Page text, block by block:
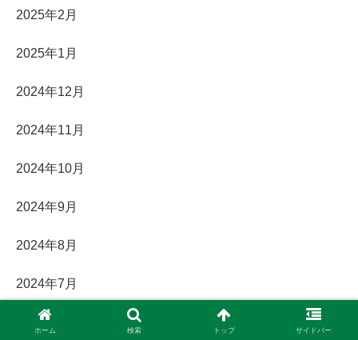
2025年2月
2025年1月
2024年12月
2024年11月
2024年10月
2024年9月
2024年8月
2024年7月
2024年6月
ホーム 検索 トップ サイドバー